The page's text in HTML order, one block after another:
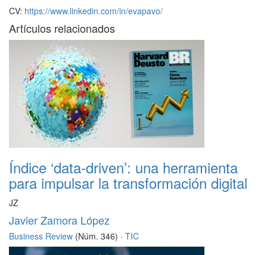
CV: https://www.linkedin.com/in/evapavo/
Artículos relacionados
Índice ‘data-driven’: una herramienta
para impulsar la transformación digital
JZ
Javier Zamora López
Business Review (Núm. 346) · TIC